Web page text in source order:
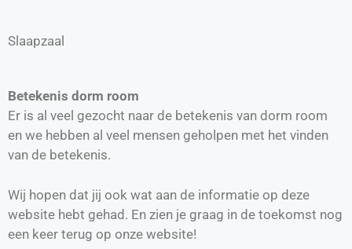
Slaapzaal
Betekenis dorm room
Er is al veel gezocht naar de betekenis van dorm room
en we hebben al veel mensen geholpen met het vinden
van de betekenis.
Wij hopen dat jij ook wat aan de informatie op deze
website hebt gehad. En zien je graag in de toekomst nog
een keer terug op onze website!